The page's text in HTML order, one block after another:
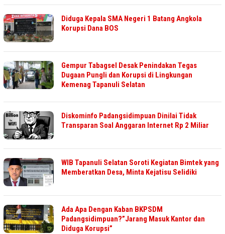
Diduga Kepala SMA Negeri 1 Batang Angkola
Korupsi Dana BOS
Gempur Tabagsel Desak Penindakan Tegas
Dugaan Pungli dan Korupsi di Lingkungan
Kemenag Tapanuli Selatan
Diskominfo Padangsidimpuan Dinilai Tidak
Transparan Soal Anggaran Internet Rp 2 Miliar
WIB Tapanuli Selatan Soroti Kegiatan Bimtek yang
Memberatkan Desa, Minta Kejatisu Selidiki
Ada Apa Dengan Kaban BKPSDM
Padangsidimpuan?”Jarang Masuk Kantor dan
Diduga Korupsi”